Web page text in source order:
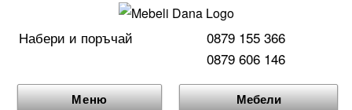
Набери и поръчай
0879 155 366
0879 606 146
Меню Мебели